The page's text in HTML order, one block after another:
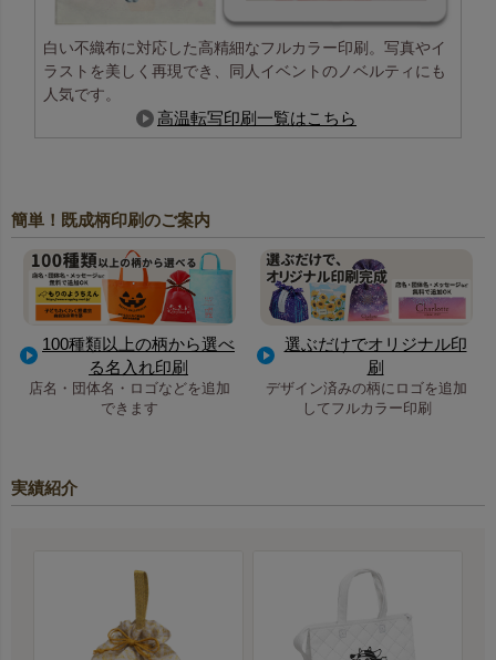
白い不織布に対応した高精細なフルカラー印刷。写真やイ
ラストを美しく再現でき、同人イベントのノベルティにも
人気です。
高温転写印刷一覧はこちら
簡単！既成柄印刷のご案内
100種類以上の柄から選べ
る名入れ印刷
店名・団体名・ロゴなどを追加
できます
選ぶだけでオリジナル印
刷
デザイン済みの柄にロゴを追加
してフルカラー印刷
実績紹介